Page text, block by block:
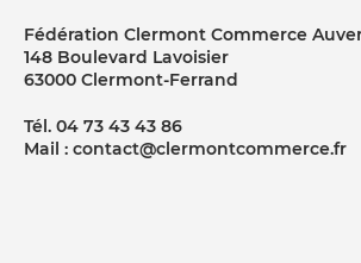
Fédération Clermont Commerce
148 Boulevard Lavoisier
63000 Clermont-Ferrand
Tél. 04 73 43 43 86
Mail : contact@clermontcommerce.fr